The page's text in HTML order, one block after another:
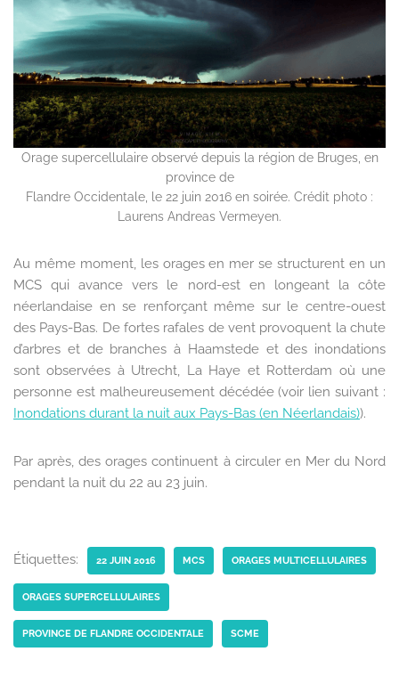
Orage supercellulaire observé depuis la région de Bruges, en
province de
Flandre Occidentale, le 22 juin 2016 en soirée. Crédit photo :
Laurens Andreas Vermeyen.
Au même moment, les orages en mer se structurent en un
MCS qui avance vers le nord-est en longeant la côte
néerlandaise en se renforçant même sur le centre-ouest
des Pays-Bas. De fortes rafales de vent provoquent la chute
d’arbres et de branches à Haamstede et des inondations
sont observées à Utrecht, La Haye et Rotterdam où une
personne est malheureusement décédée (voir lien suivant :
Inondations durant la nuit aux Pays-Bas (en Néerlandais)).
Par après, des orages continuent à circuler en Mer du Nord
pendant la nuit du 22 au 23 juin.
Étiquettes: 22 JUIN 2016 MCS ORAGES MULTICELLULAIRES
ORAGES SUPERCELLULAIRES
PROVINCE DE FLANDRE OCCIDENTALE SCME